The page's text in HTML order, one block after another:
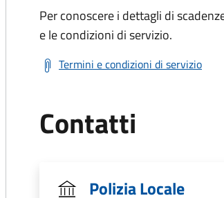
Per conoscere i dettagli di
e le condizioni di servizio.
Termini e condizioni di servizio
Contatti
Polizia Locale